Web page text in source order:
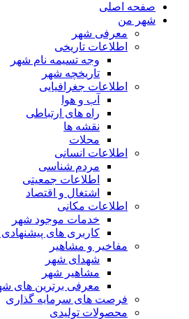
صفحه اصلی
شهر من
معرفی شهر
اطلاعات تاریخی
وجه تسیمه نام شهر
تاریخچه شهر
اطلاعات جغرافیایی
آب و هوا
راه های ارتباطی
نقشه ها
محلات
اطلاعات انسانی
مردم شناسی
اطلاعات جمعیتی
اشتغال و اقتصاد
اطلاعات مکانی
خدمات موجود شهر
کاربری های
مفاخیر و مشاهیر
شهدای شهر
مشاهیر شهر
معرفی برترین های
فرصت های سرمایه گذاری
محصولات تولیدی